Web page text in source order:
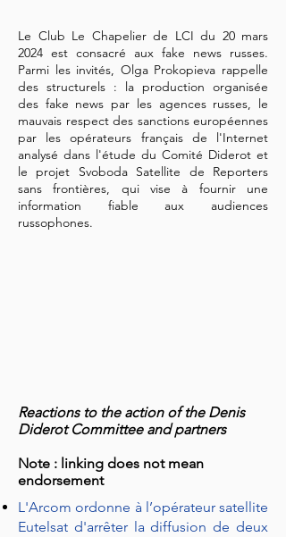
Le Club Le Chapelier de LCI du 20 mars
2024 est consacré aux fake news russes.
Parmi les invités, Olga Prokopieva rappelle
des structurels : la production organisée
des fake news par les agences russes, le
mauvais respect des sanctions européennes
par les opérateurs français de l'Internet
analysé dans l'étude du Comité Diderot et
le projet Svoboda Satellite de Reporters
sans frontières, qui vise à fournir une
information fiable aux audiences
russophones.
Reactions to the action of the Denis
Diderot Committee and partners
Note : linking does not mean
endorsement
L'Arcom ordonne à l’opérateur satellite
Eutelsat d'arrêter la diffusion de deux